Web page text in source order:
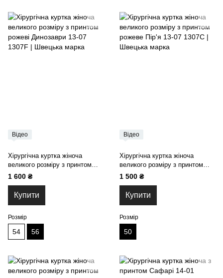
Відео
Хірургічна куртка жіноча
великого розміру з принтом
рожеві Динозаври 13-07
1 600 ₴
Купити
Розмір
54 56
Відео
Хірургічна куртка жіноча
великого розміру з принтом
рожеве Пір'я 13-07
1 500 ₴
Купити
Розмір
50